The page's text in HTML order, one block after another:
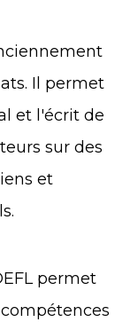
Il permet
et l'écrit de
sur des
et
permet